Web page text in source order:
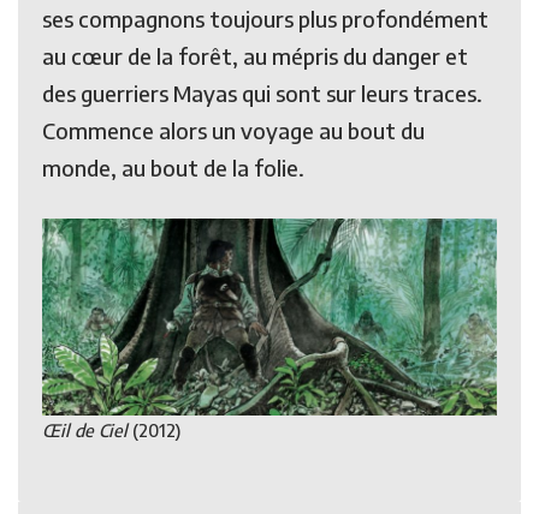
ses compagnons toujours plus profondément
au cœur de la forêt, au mépris du danger et
des guerriers Mayas qui sont sur leurs traces.
Commence alors un voyage au bout du
monde, au bout de la folie.
Œil de Ciel(2012)